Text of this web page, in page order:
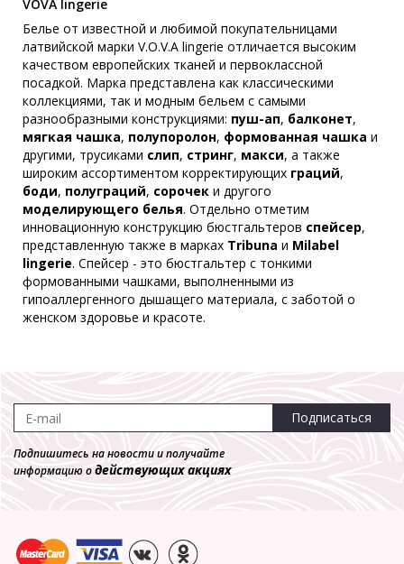
Бюстгальтер Milabel 10192
Пуш-ап
1 240 р. 372 р.
Бюстгальтер VOVA V48412
Бралетт
4 470 р.
VOVA lingerie
Белье от известной и любимой покупательницами
латвийской марки V.O.V.A lingerie отличается высоким
качеством европейских тканей и первоклассной
посадкой. Марка представлена как классическими
коллекциями, так и модным бельем с самыми
разнообразными конструкциями: пуш-ап, балконет,
мягкая чашка, полупоролон, формованная чашка и
другими, трусиками слип, стринг, макси, а также
широким ассортиментом корректирующих граций,
боди, полуграций, сорочек и другого
моделирующего белья. Отдельно отметим
инновационную конструкцию бюстгальтеров спейсер,
представленную также в марках Tribuna и Milabel
lingerie. Спейсер - это бюстгальтер с тонкими
формованными чашками, выполненными из
гипоаллергенного дышащего материала, с заботой о
женском здоровье и красоте.
Подписаться
Подпишитесь на новости и получайте
информацию одействующих акциях